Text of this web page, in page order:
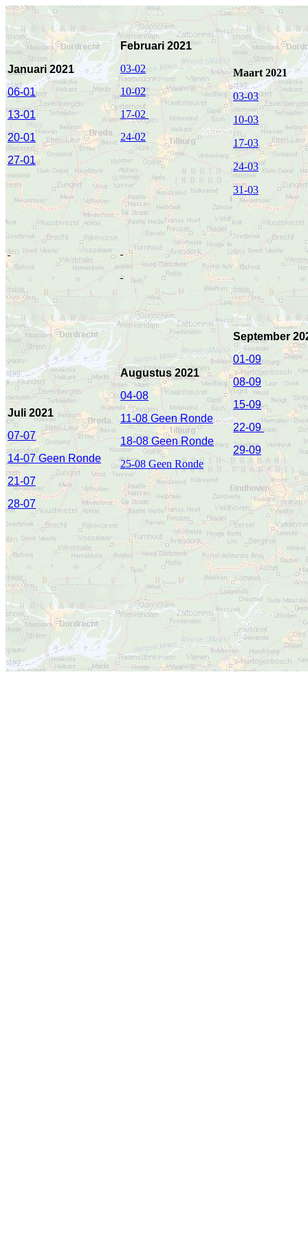
Januari 2021
06-01
13-01
20-01
27-01
Februari 2021
03-02
10-02
17-02
24-02
Maart 2021
03-03
10-03
17-03
24-03
31-03
Juli 2021
07-07
14-07 Geen Ronde
21-07
28-07
Augustus 2021
04-08
11-08 Geen Ronde
18-08 Geen Ronde
25-08 Geen Ronde
September
01-09
08-09
15-09
22-09
29-09